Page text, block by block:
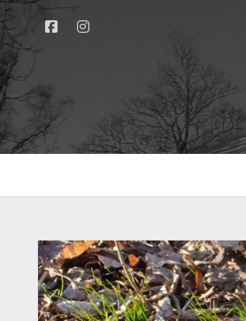
facebookinstagram